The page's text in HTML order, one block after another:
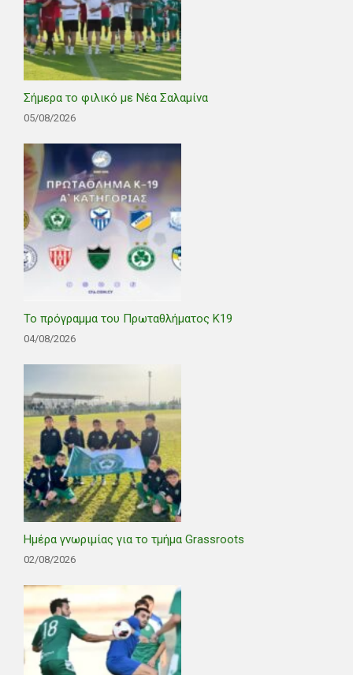
Σήμερα το φιλικό με Νέα Σαλαμίνα
05/08/2026
Το πρόγραμμα του Πρωταθλήματος Κ19
04/08/2026
Ημέρα γνωριμίας για το τμήμα Grassroots
02/08/2026